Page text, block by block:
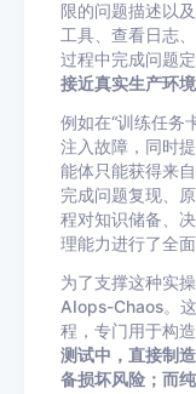
限的问题描述以
工具、查看日志
过程中完成问题定
接近真实生产环
例如在“训练任务
注入故障，同时
能体只能获得来
完成问题复现、
程对知识储备、
理能力进行了全面
为了支撑这种实
AIops-Chaos。
程，专门用于构
测试中，直接制
备损坏风险；而